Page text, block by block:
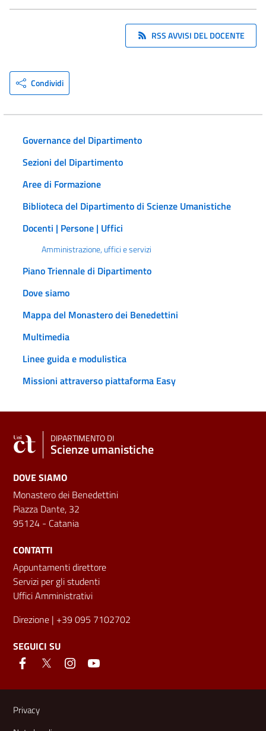
RSS AVVISI DEL DOCENTE
Condividi
Governance del Dipartimento
Sezioni del Dipartimento
Aree di Formazione
Biblioteca del Dipartimento di Scienze Umanistiche
Docenti | Persone | Uffici
Amministrazione, uffici e servizi
Piano Triennale di Dipartimento
Dove siamo
Mappa del Monastero dei Benedettini
Multimedia
Linee guida e modulistica
Missioni attraverso piattaforma Easy
DIPARTIMENTO DI
Scienze umanistiche
DOVE SIAMO
Monastero dei Benedettini
Piazza Dante, 32
95124 - Catania
CONTATTI
Appuntamenti direttore
Servizi per gli studenti
Uffici Amministrativi
Direzione | +39 095 7102702
SEGUICI SU
Link e informazioni utili
Privacy